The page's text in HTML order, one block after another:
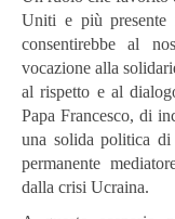
Uniti e più presente
consentirebbe al
vocazione alla
al rispetto e al
Papa Francesco, di
una solida politica
permanente
dalla crisi Ucraina.